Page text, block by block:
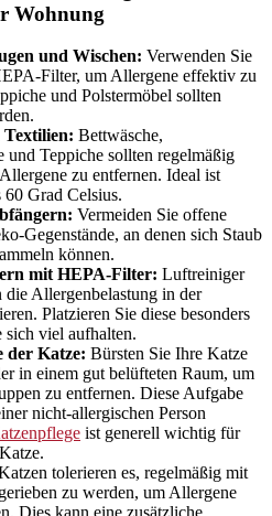
Wohnung
und Wischen: Verwenden Sie
Filter, um Allergene effektiv zu
und Polstermöbel sollten
Textilien: Bettwäsche,
und Teppiche sollten regelmäßig
zu entfernen. Ideal ist
60 Grad Celsius.
Vermeiden Sie offene
Gegenstände, an denen sich Staub
können.
mit HEPA-Filter: Luftreiniger
Allergenbelastung in der
Platzieren Sie diese besonders
sich viel aufhalten.
der Katze: Bürsten Sie Ihre Katze
in einem gut belüfteten Raum, um
zu entfernen. Diese Aufgabe
nicht-allergischen Person
ist generell wichtig für
tolerieren es, regelmäßig mit
zu werden, um Allergene